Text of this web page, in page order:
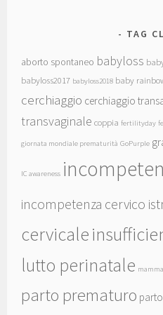
TAG
aborto spontaneo babyloss
babyloss2017 babyloss2018 baby
cerchiaggio cerchiaggio
transvaginale coppia fertilityday
giornata mondiale prematurità GoPurple
IC awareness
incompetenza cervico
cervicale
lutto perinatale
parto prematuro